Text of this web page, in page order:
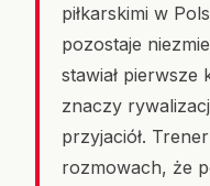
piłkarskimi w
pozostaje
stawiał pierwsze
znaczy
przyjaciół.
rozmowach, że